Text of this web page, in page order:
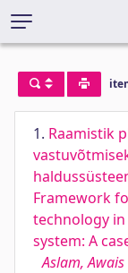
1. Raamistik
Framework
technology
system: A
Aslam, Awais